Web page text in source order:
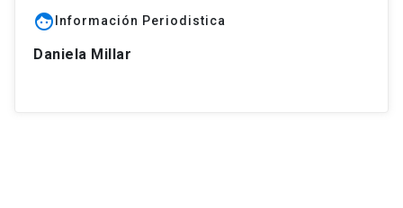
faceInformación Periodistica
Daniela Millar